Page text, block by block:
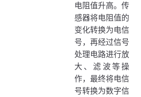
电阻值升高。传
感器将电阻值的
变化转换为电信
号，再经过信号
处理电路进行放
大、滤波等操
作，最终将电信
号转换为数字信